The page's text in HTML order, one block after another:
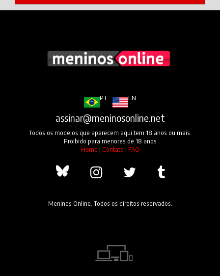
PT EN
assinar@meninosonline.net
Todos os modelos que aparecem aqui tem 18 anos ou mais.
Proibido para menores de 18 anos
Home | Contato | FAQ
Meninos Online. Todos os direitos reservados.